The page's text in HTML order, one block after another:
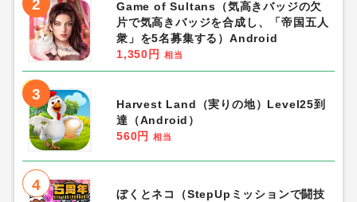
2
Game of Sultans（気高きバッジの欠
片で気高きバッジを合成し、「帝国五人
衆」を5名募集する）Android
1,350円
相当
3
Harvest Land（実りの地）Level25到
達（Android）
560円
相当
4
ぼくとネコ（StepUpミッションで闘技